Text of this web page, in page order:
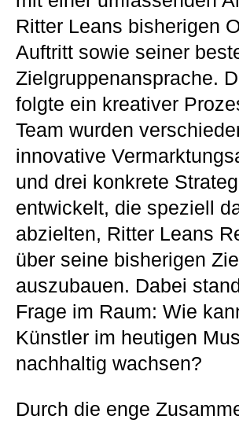
Ritter Leans bisherigen
Auftritt sowie seiner
Zielgruppenansprache.
folgte ein kreativer
Team wurden
innovative
und drei konkrete
entwickelt, die speziell
abzielten, Ritter Leans
über seine bisherigen
auszubauen. Dabei
Frage im Raum: Wie
Künstler im heutigen
nachhaltig wachsen?
Durch die enge